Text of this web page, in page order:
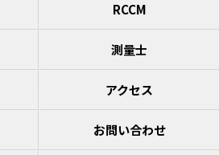
RCCM
測量士
アクセス
お問い合わせ